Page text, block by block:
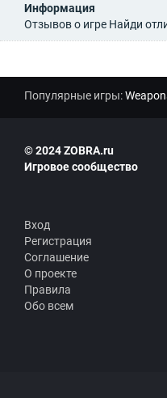
Информация
Отзывов о игре Найди
Популярные игры:
© 2024 ZOBRA.ru
Игровое сообщество
Вход
Регистрация
Соглашение
О проекте
Правила
Обо всем